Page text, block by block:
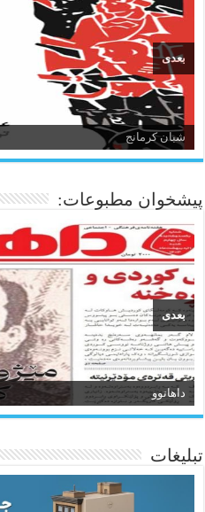
شبان کرمانج
زبان و ادبیات کردی
بعدی
پیشخوان مطبوعات:
داهاتوو
سیروان
ئاژانسی هەواڵی مێهر
بعدی
تبلیغات